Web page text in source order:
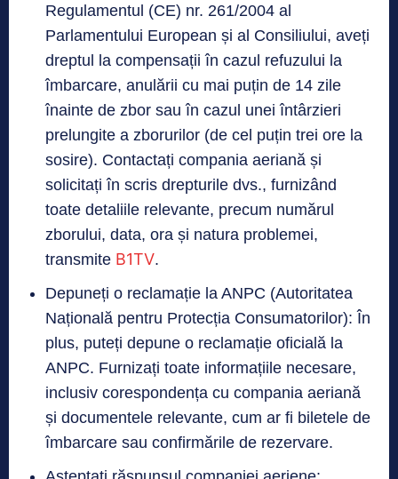
Regulamentul (CE) nr. 261/2004 al
Parlamentului European și al Consiliului, aveți
dreptul la compensații în cazul refuzului la
îmbarcare, anulării cu mai puțin de 14 zile
înainte de zbor sau în cazul unei întârzieri
prelungite a zborurilor (de cel puțin trei ore la
sosire). Contactați compania aeriană și
solicitați în scris drepturile dvs., furnizând
toate detaliile relevante, precum numărul
zborului, data, ora și natura problemei,
transmite B1TV.
Depuneți o reclamație la ANPC (Autoritatea
Națională pentru Protecția Consumatorilor): În
plus, puteți depune o reclamație oficială la
ANPC. Furnizați toate informațiile necesare,
inclusiv corespondența cu compania aeriană
și documentele relevante, cum ar fi biletele de
îmbarcare sau confirmările de rezervare.